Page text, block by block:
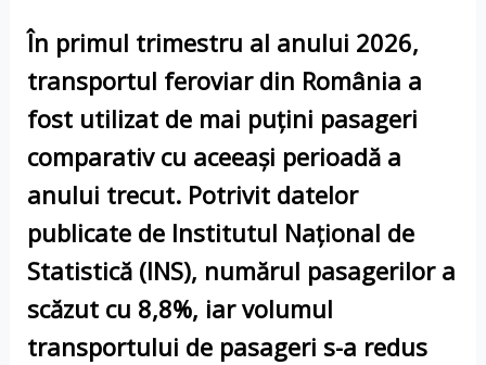
În primul trimestru al anului 2026,
transportul feroviardin România a
fost utilizat de mai puțini pasageri
comparativ cu aceeași perioadă a
anului trecut. Potrivit datelor
publicate de Institutul Național de
Statistică (INS), numărul pasagerilor a
scăzut cu 8,8%, iarvolumul
transportului de pasageri s-a redus